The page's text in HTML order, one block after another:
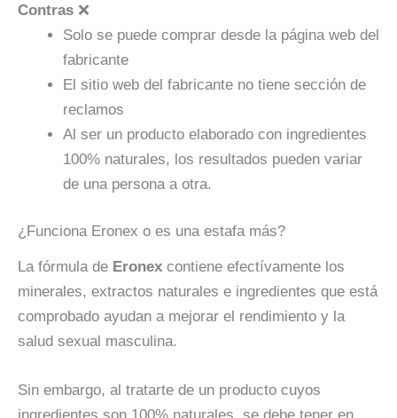
Contras ❌
Solo se puede comprar desde la página web del
fabricante
El sitio web del fabricante no tiene sección de
reclamos
Al ser un producto elaborado con ingredientes
100% naturales, los resultados pueden variar
de una persona a otra.
¿Funciona Eronex o es una estafa más?
La fórmula de Eronex contiene efectívamente los
minerales, extractos naturales e ingredientes que está
comprobado ayudan a mejorar el rendimiento y la
salud sexual masculina.
Sin embargo, al tratarte de un producto cuyos